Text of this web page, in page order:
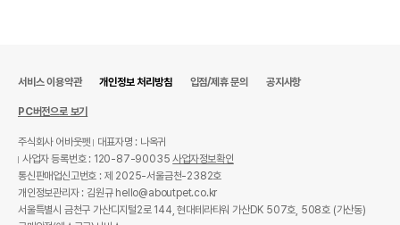
서비스 이용약관 개인정보 처리방침 입점/제휴 문의 공지사항
PC버전으로 보기
주식회사 어바웃펫
대표자명 : 나옥귀
사업자 등록번호 : 120-87-90035사업자정보확인
통신판매업신고번호 : 제 2025-서울금천-2382호
개인정보관리자 : 김원규 hello@aboutpet.co.kr
서울특별시 금천구 가산디지털2로 144, 현대테라타워 가산DK 507호, 508호 (가산동)